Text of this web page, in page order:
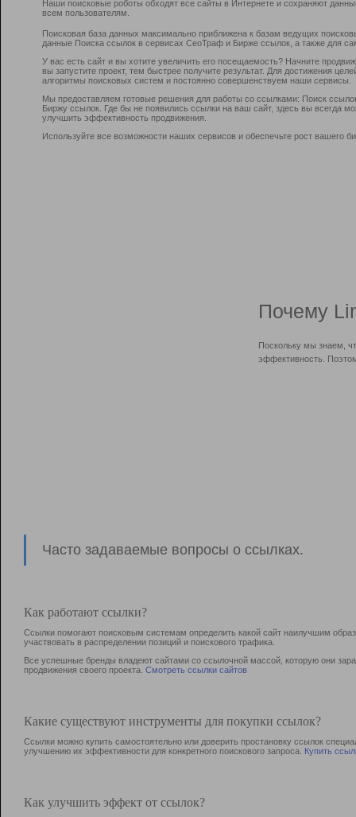
Наши поисковые роботы обходят все сайты в Интернете и сохраняют
всем пользователям.
Поисковая база данных максимально приближена к базам ведущих
данные Поиска ссылок в сервисах СеоТраф и Бирже ссылок, а также для
У вас есть сайт и вы хотите увеличить его посещаемость? Начните
вы запустите проект, тем быстрее получите результат. Для достижения
алгоритмы поисковых систем и постоянно совершенствуем наши сервисы.
Мы предоставляем готовые решения для работы со ссылками: Поиск
Биржу ссылок. Где бы не появились ссылки на ваш сайт, здесь вы всегда
улучшить эффективность продвижения.
Используйте все возможности наших сервисов и обеспечьте рост вашего
Почему
Поскольку мы знаем,
эффективность.
Часто задаваемые вопросы о ссылках.
Как работают ссылки?
Ссылки помогают поисковым системам определить какой сайт наилучшим
участвовать в раcпределении позиций и поискового трафика.
Все успешные бренды владеют сайтами со ссылочной массой, которую они
продвижения своего проекта. Смотреть ссылки сайтов
Какие существуют инструменты для покупки ссылок?
Ссылки можно купить самостоятельно или доверить простановку ссылок
улучшению их эффективности для конкретного поискового запроса. Купить
Как улучшить эффект от ссылок?